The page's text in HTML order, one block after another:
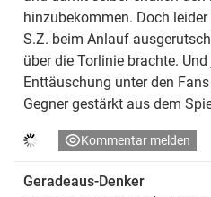
hinzubekommen. Doch
S.Z. beim Anlauf
über die Torlinie brachte.
Enttäuschung unter den
Gegner gestärkt aus dem
Kommentar melden
Geradeaus-Denker